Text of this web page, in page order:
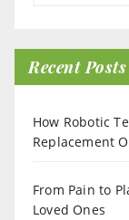
Recent Posts
How Robotic
Replacement
From Pain to
Loved Ones